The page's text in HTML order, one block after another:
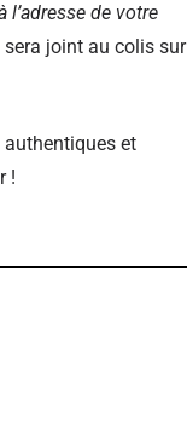
de votre
joint au colis sur
et
!